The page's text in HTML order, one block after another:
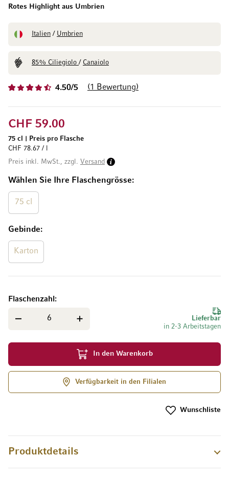
4.50/5 1 Bewertung
Rotes Highlight aus Umbrien
Italien / Umbrien
85% Ciliegiolo/ Canaiolo
Wählen Sie Ihre Flaschengrösse
75 cl
Gebinde
Karton
CHF 59.00
75 cl
Preis pro Flasche
CHF 78.67 / l
Preis inkl. MwSt., zzgl. Versand
Lieferbar
in 2-3 Arbeitstagen
Flaschenzahl
In den Warenkorb
Verfügbarkeit in den Filialen
Wunschliste
Produktdetails